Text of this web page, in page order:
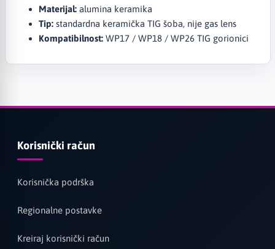
Materijal:alumina keramika
Tip:standardna keramička TIG šoba, nije gas lens
Kompatibilnost:WP17 / WP18 / WP26 TIG gorionici
Korisnički račun
Korisnička podrška
Regionalne postavke
Kreiraj korisnički račun